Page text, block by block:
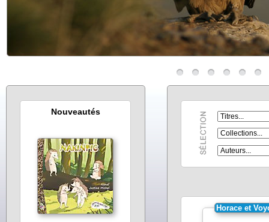
Horace et
Nouveautés